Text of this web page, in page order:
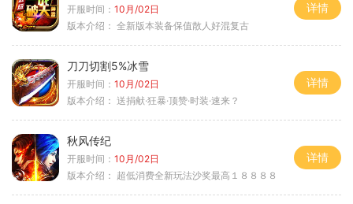
开服时间： 10月/02日
版本介绍： 全新版本装备保值散人好混复古
详情
刀刀切割5%冰雪
开服时间： 10月/02日
版本介绍： 送捐献·狂暴·顶赞·时装·速来？
详情
秋风传纪
开服时间： 10月/02日
版本介绍： 超低消费全新玩法沙奖最高１８８８８
详情